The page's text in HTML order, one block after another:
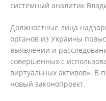
cистемный аналитик
Должностные лица
органов из Украины
выявлении и
совершенных с
виртуальных активов». В
новый законопроект.